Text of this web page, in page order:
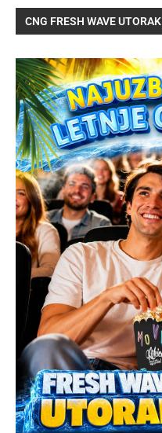
CNG FRESH WAVE UTORAK